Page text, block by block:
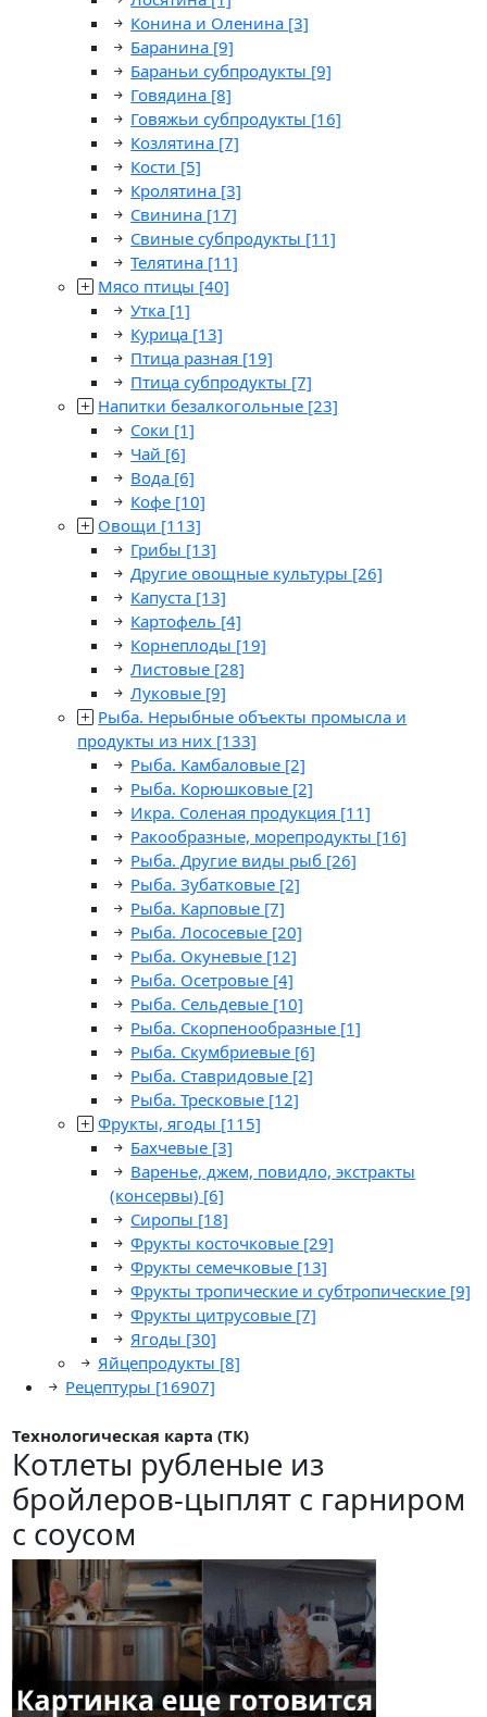
Конина и Оленина [3]
Баранина [9]
Бараньи субпродукты [9]
Говядина [8]
Говяжьи субпродукты [16]
Козлятина [7]
Кости [5]
Кролятина [3]
Свинина [17]
Свиные субпродукты [11]
Телятина [11]
Мясо птицы [40]
Утка [1]
Курица [13]
Птица разная [19]
Птица субпродукты [7]
Напитки безалкогольные [23]
Соки [1]
Чай [6]
Вода [6]
Кофе [10]
Овощи [113]
Грибы [13]
Другие овощные культуры [26]
Капуста [13]
Картофель [4]
Корнеплоды [19]
Листовые [28]
Луковые [9]
Рыба. Нерыбные объекты промысла и
продукты из них [133]
Рыба. Камбаловые [2]
Рыба. Корюшковые [2]
Икра. Соленая продукция [11]
Ракообразные, морепродукты [16]
Рыба. Другие виды рыб [26]
Рыба. Зубатковые [2]
Рыба. Карповые [7]
Рыба. Лососевые [20]
Рыба. Окуневые [12]
Рыба. Осетровые [4]
Рыба. Сельдевые [10]
Рыба. Скорпенообразные [1]
Рыба. Скумбриевые [6]
Рыба. Ставридовые [2]
Рыба. Тресковые [12]
Фрукты, ягоды [115]
Бахчевые [3]
Варенье, джем, повидло, экстракты
(консервы) [6]
Сиропы [18]
Фрукты косточковые [29]
Фрукты семечковые [13]
Фрукты тропические и субтропические [9]
Фрукты цитрусовые [7]
Ягоды [30]
Яйцепродукты [8]
Рецептуры [16907]
Технологическая карта (ТК)
Котлеты рубленые из
бройлеров-цыплят с гарниром
с соусом